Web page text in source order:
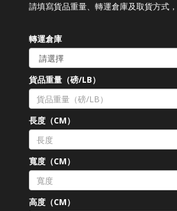
請填寫貨品重量、轉運倉庫及取貨方式，
轉運倉庫
貨品重量（磅/LB）
長度（CM）
寬度（CM）
高度（CM）